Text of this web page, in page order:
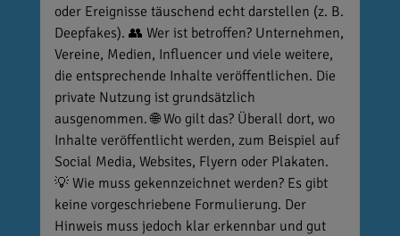
oder Ereignisse täuschend echt darstellen (z. B.
Deepfakes). 👥 Wer ist betroffen? Unternehmen,
Vereine, Medien, Influencer und viele weitere,
die entsprechende Inhalte veröffentlichen. Die
private Nutzung ist grundsätzlich
ausgenommen. 🌐 Wo gilt das? Überall dort, wo
Inhalte veröffentlicht werden, zum Beispiel auf
Social Media, Websites, Flyern oder Plakaten.
💡 Wie muss gekennzeichnet werden? Es gibt
keine vorgeschriebene Formulierung. Der
Hinweis muss jedoch klar erkennbar und gut